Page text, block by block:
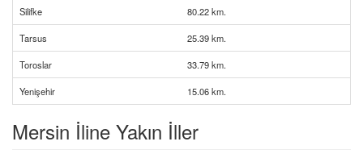
Silifke 80.22 km.
Tarsus 25.39 km.
Toroslar 33.79 km.
Yenişehir 15.06 km.
Mersin İline Yakın İller